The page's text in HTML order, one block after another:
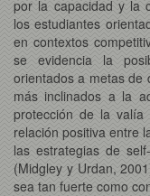
por la capacidad y la
los estudiantes
en contextos
se evidencia la
orientados a metas de
más inclinados a la
protección de la valía
relación positiva entre
las estrategias de
(Midgley y Urdan,
sea tan fuerte como